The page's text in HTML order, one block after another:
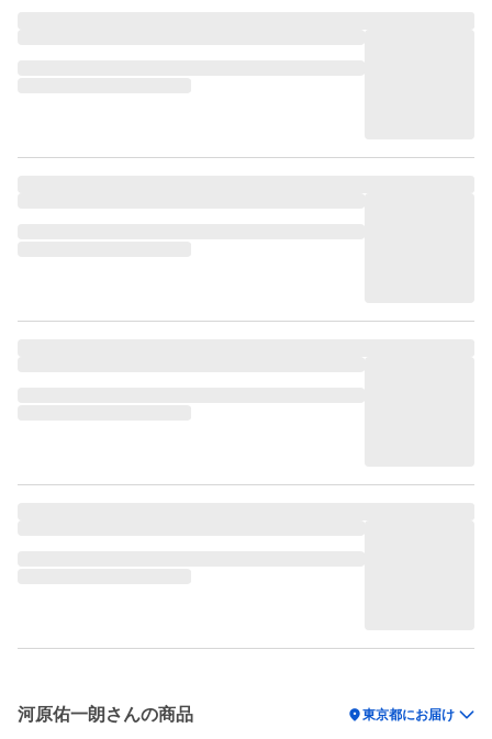
河原佑一朗さんの商品 location_on東京都にお届け